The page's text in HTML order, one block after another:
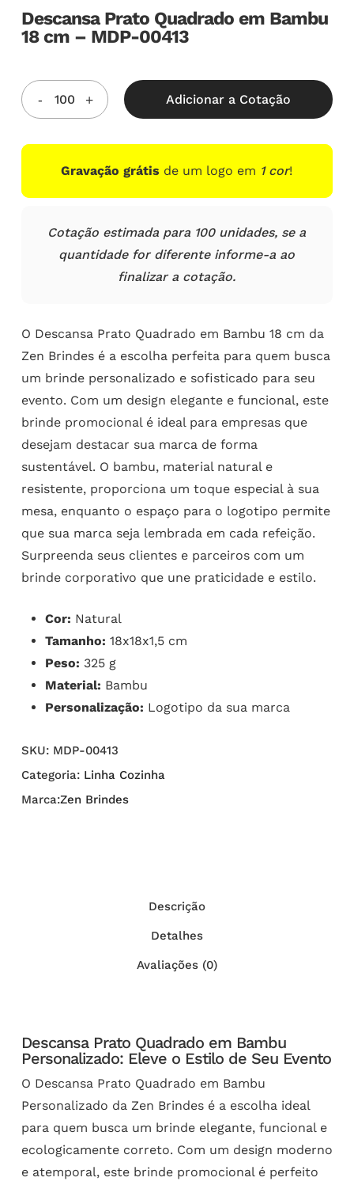
Descansa Prato Quadrado em Bambu
18 cm – MDP-00413
Adicionar a Cotação
Gravação grátis de um logo em 1 cor!
Cotação estimada para 100 unidades, se a
quantidade for diferente informe-a ao
finalizar a cotação.
O Descansa Prato Quadrado em Bambu 18 cm da
Zen Brindes é a escolha perfeita para quem busca
um brinde personalizado e sofisticado para seu
evento. Com um design elegante e funcional, este
brinde promocional é ideal para empresas que
desejam destacar sua marca de forma
sustentável. O bambu, material natural e
resistente, proporciona um toque especial à sua
mesa, enquanto o espaço para o logotipo permite
que sua marca seja lembrada em cada refeição.
Surpreenda seus clientes e parceiros com um
brinde corporativo que une praticidade e estilo.
Cor: Natural
Tamanho: 18x18x1,5 cm
Peso: 325 g
Material: Bambu
Personalização: Logotipo da sua marca
SKU: MDP-00413
Categoria: Linha Cozinha
Marca:Zen Brindes
Descrição
Detalhes
Avaliações (0)
Descansa Prato Quadrado em Bambu
Personalizado: Eleve o Estilo de Seu Evento
O Descansa Prato Quadrado em Bambu
Personalizado da Zen Brindes é a escolha ideal
para quem busca um brinde elegante, funcional e
ecologicamente correto. Com um design moderno
e atemporal, este brinde promocional é perfeito